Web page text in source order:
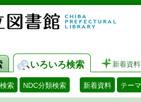
いろいろ検索 新着資料
索 NDC分類検索 新着資料 テー